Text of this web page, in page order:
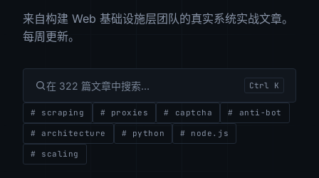
来自构建 Web 基础设施层团队的真实系统实战文章。
每周更新。
在 322 篇文章中搜索… Ctrl K
# scraping # proxies # captcha # anti-bot
# architecture # python # node.js
# scaling